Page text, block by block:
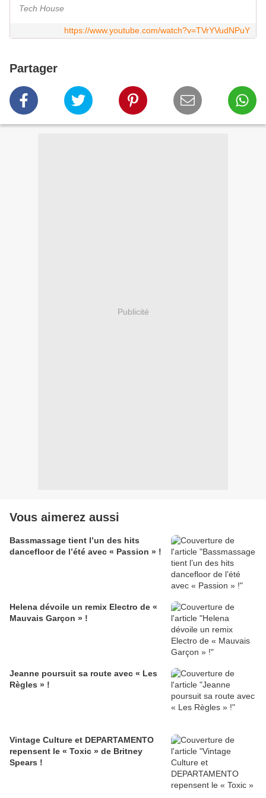
Tech House
https://www.youtube.com/watch?v=TVrYVudNPuY
Partager
Publicité
Vous aimerez aussi
Bassmassage tient l’un des hits
dancefloor de l’été avec « Passion » !
Helena dévoile un remix Electro de «
Mauvais Garçon » !
Jeanne poursuit sa route avec « Les
Règles » !
Vintage Culture et DEPARTAMENTO
repensent le « Toxic » de Britney
Spears !